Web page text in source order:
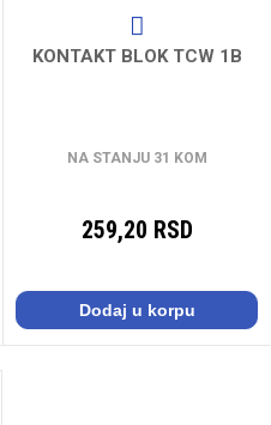
KONTAKT BLOK TCW 1B
NA STANJU 31 KOM
259,20 RSD
Dodaj u korpu